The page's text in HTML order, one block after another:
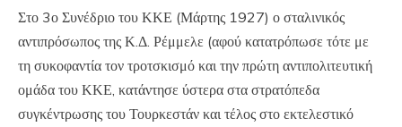
Στο 3ο Συνέδριο του ΚΚΕ (Μάρτης 1927) ο σταλινικός
αντιπρόσωπος της Κ.Δ. Ρέμμελε (αφού κατατρόπωσε τότε με
τη συκοφαντία τον τροτσκισμό και την πρώτη αντιπολιτευτική
ομάδα του ΚΚΕ, κατάντησε ύστερα στα στρατόπεδα
συγκέντρωσης του Τουρκεστάν και τέλος στο εκτελεστικό